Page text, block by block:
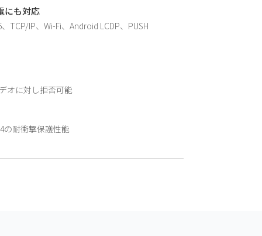
にも対応
TCP/IP、Wi-Fi、Android LCDP、PUSH
オに対し拒否可能
の耐衝撃保護性能